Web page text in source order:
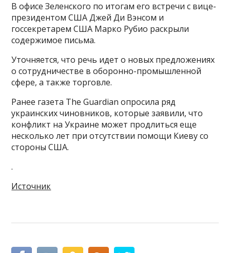
В офисе Зеленского по итогам его встречи с вице-
президентом США Джей Ди Вэнсом и
госсекретарем США Марко Рубио раскрыли
содержимое письма.
Уточняется, что речь идет о новых предложениях
о сотрудничестве в оборонно-промышленной
сфере, а также торговле.
Ранее газета The Guardian опросила ряд
украинских чиновников, которые заявили, что
конфликт на Украине может продлиться еще
несколько лет при отсутствии помощи Киеву со
стороны США.
.
Источник